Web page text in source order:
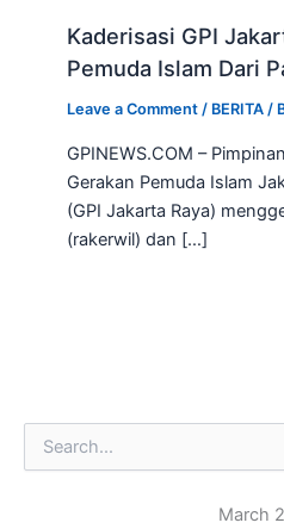
Kaderisasi GPI
Pemuda Islam Dari
Leave a Comment / BERITA /
GPINEWS.COM –
Gerakan Pemuda Islam
(GPI Jakarta Raya)
(rakerwil) dan […]
e
March